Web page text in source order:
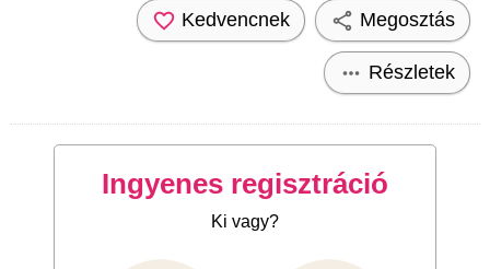
Kedvencnek Megosztás
Részletek
Ingyenes regisztráció
Ki vagy?